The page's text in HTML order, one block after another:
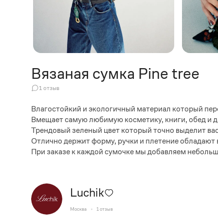
Вязаная сумка Pine tree
1 отзыв
Влагостойкий и экологичный материал который
Вмещает самую любимую косметику, книги, обед и
Трендовый зеленый цвет который точно выделит
Отлично держит форму, ручки и плетение
При заказе к каждой сумочке мы добавляем
Luchik
Москва 1 отзыв